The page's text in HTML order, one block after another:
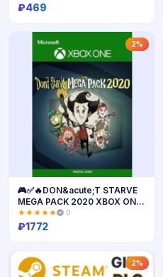
₽469
2%
🎮✅🔥DON&acute;T STARVE
MEGA PACK 2020 XBOX ONE
/ X|S🔑КЛЮЧ USA🔥
★★★★★ 0
₽1772
2%